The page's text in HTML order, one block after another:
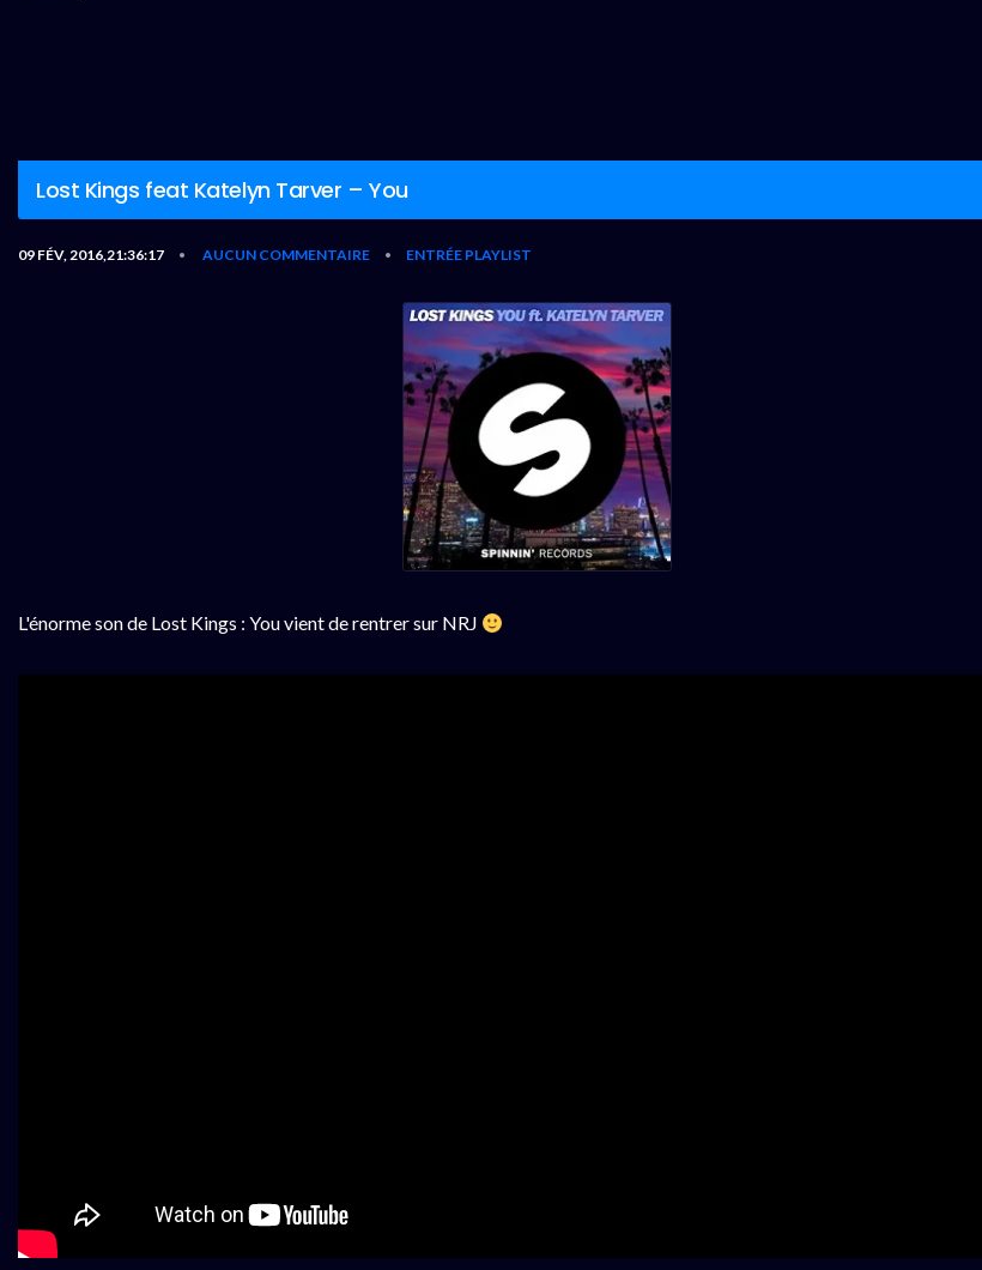
Lost Kings feat Katelyn Tarver – You
09 FÉV, 2016,21:36:17 • AUCUN COMMENTAIRE • ENTRÉE PLAYLIST
L'énorme son de Lost Kings : You vient de rentrer sur NRJ